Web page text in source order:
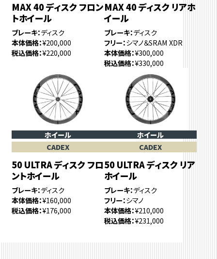
MAX 40 ディスク フロン
トホイール
ブレーキ ディスク
本体価格 ¥200,000
税込価格 ¥220,000
MAX 40 ディスク リアホ
イール
ブレーキ ディスク
フリー シマノ＆SRAM XDR
本体価格 ¥300,000
税込価格 ¥330,000
ホイール
CADEX
50 ULTRA ディスク フロ
ントホイール
ブレーキ ディスク
本体価格 ¥160,000
税込価格 ¥176,000
ホイール
CADEX
50 ULTRA ディスク リア
ホイール
ブレーキ ディスク
フリー シマノ
本体価格 ¥210,000
税込価格 ¥231,000